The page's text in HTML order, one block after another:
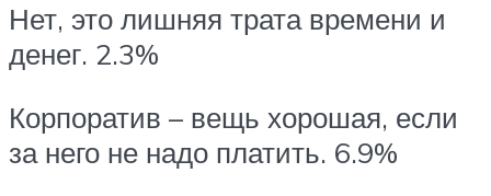
Нет, это лишняя трата времени и
денег. 2.3%
Корпоратив – вещь хорошая, если
за него не надо платить. 6.9%